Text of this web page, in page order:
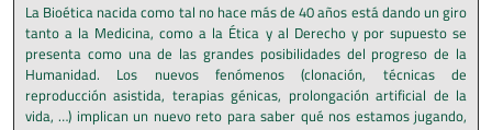
La Bioética nacida como tal no hace más de 40 años está dando un giro
tanto a la Medicina, como a la Ética y al Derecho y por supuesto se
presenta como una de las grandes posibilidades del progreso de la
Humanidad. Los nuevos fenómenos (clonación, técnicas de
reproducción asistida, terapias génicas, prolongación artificial de la
vida, …) implican un nuevo reto para saber qué nos estamos jugando,